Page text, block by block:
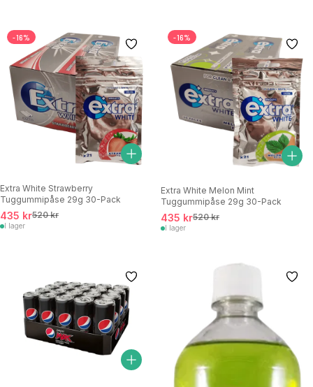
-16%
Extra White Strawberry
Tuggummipåse 29g 30-Pack
435 kr520 kr
I lager
-16%
Extra White Melon Mint
Tuggummipåse 29g 30-Pack
435 kr520 kr
I lager